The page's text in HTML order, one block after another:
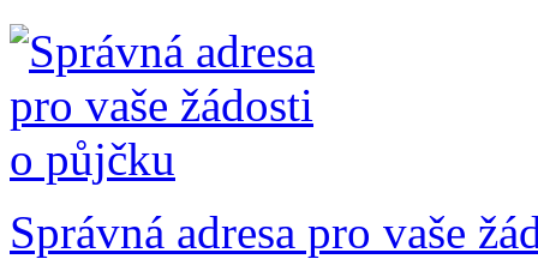
Správná adresa pro vaše